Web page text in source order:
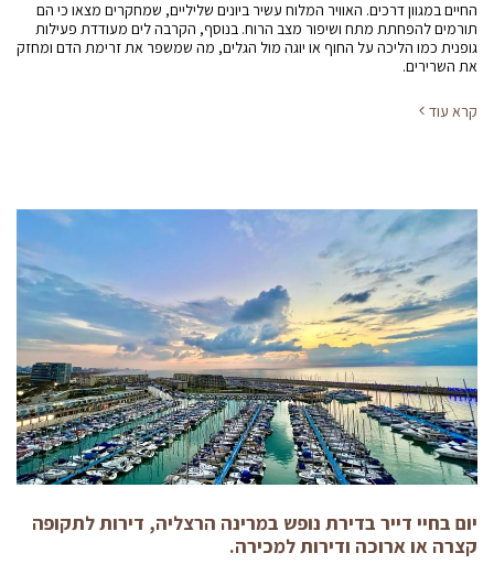
החיים במגוון דרכים. האוויר המלוח עשיר ביונים שליליים, שמחקרים מצאו כי הם
תורמים להפחתת מתח ושיפור מצב הרוח. בנוסף, הקרבה לים מעודדת פעילות
גופנית כמו הליכה על החוף או יוגה מול הגלים, מה שמשפר את זרימת הדם ומחזק
את השרירים.
קרא עוד
יום בחיי דייר בדירת נופש במרינה הרצליה, דירות לתקופה
קצרה או ארוכה ודירות למכירה.